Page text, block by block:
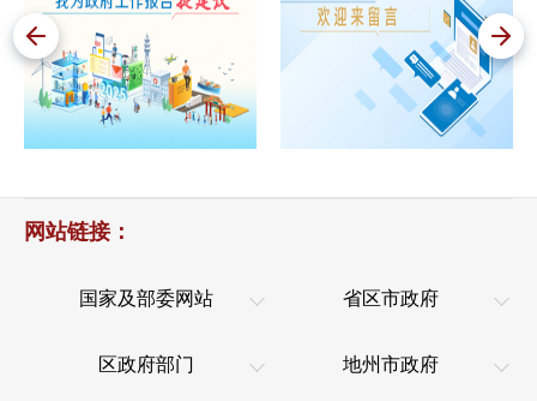
网站链接：
国家及部委网站 省区市政府
区政府部门 地州市政府